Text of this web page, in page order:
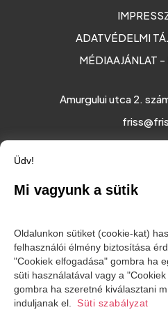
ADATVÉDELMI
MÉDIAAJÁNLAT
Amurgului utca 2.
© Minden jog
Üdv!
Mi vagyunk a sütik
Oldalunkon sütiket (cookie-kat)
felhasználói élmény biztosítása
"Cookiek elfogadása" gombra ha
süti használatával vagy a
gombra ha szeretné kiválasztani
induljanak el.
Süti szabályzat